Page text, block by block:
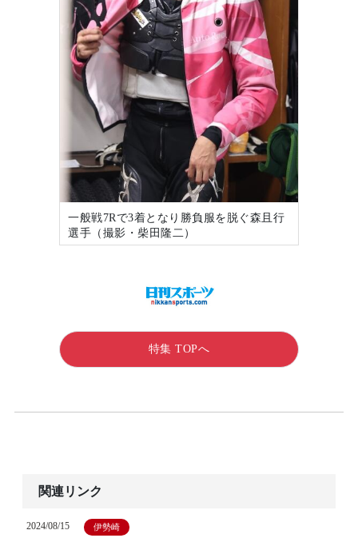
一般戦7Rで3着となり勝負服を脱ぐ森且行
選手（撮影・柴田隆二）
特集 TOPへ
関連リンク
2024/08/15 伊勢崎